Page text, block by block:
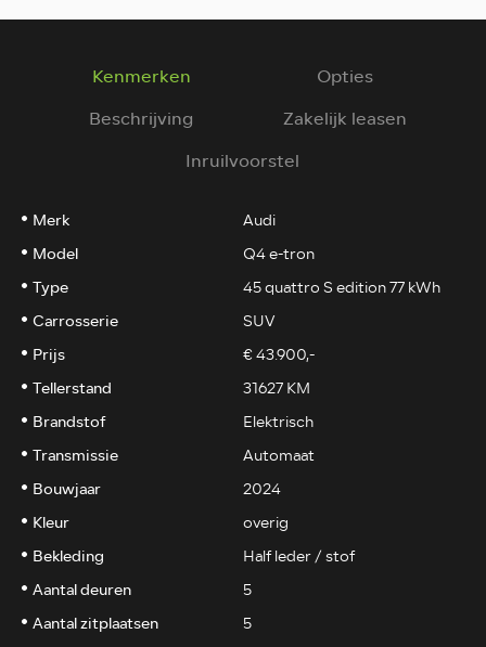
Kenmerken
Opties
Beschrijving
Zakelijk leasen
Inruilvoorstel
Merk
Audi
Model
Q4 e-tron
Type
45 quattro S edition 77 kWh
Carrosserie
SUV
Prijs
€ 43.900,-
Tellerstand
31627 KM
Brandstof
Elektrisch
Transmissie
Automaat
Bouwjaar
2024
Kleur
overig
Bekleding
Half leder / stof
Aantal deuren
5
Aantal zitplaatsen
5